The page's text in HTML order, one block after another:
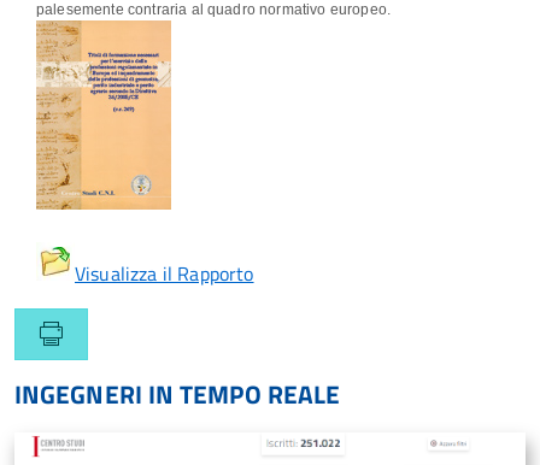
palesemente contraria al quadro normativo europeo.
Visualizza il Rapporto
INGEGNERI IN TEMPO REALE